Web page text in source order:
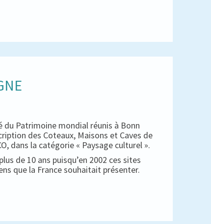
du Patrimoine mondial réunis à Bonn
des Coteaux, Maisons et Caves de
dans la catégorie « Paysage culturel ».
de 10 ans puisqu’en 2002 ces sites
que la France souhaitait présenter.